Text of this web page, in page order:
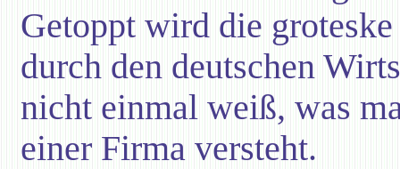
Getoppt wird die
durch den deutschen
nicht einmal weiß, was
einer Firma versteht.